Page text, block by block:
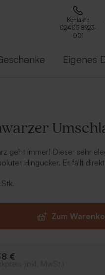
Kontakt :
02405 8923-
001
Eigenes
geht immer! Dieser sehr
Hingucker. Er fällt
eine sehr angenehme Haptik.
Zum
€